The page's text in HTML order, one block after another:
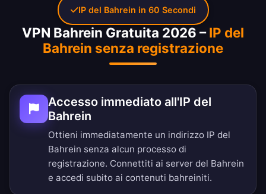
VPN Bahrein Gratuita 2026 –IP del
Bahrein senza registrazione
Accesso immediato all'IP del
Bahrein
Ottieni immediatamente un indirizzo IP del
Bahrein senza alcun processo di
registrazione. Connettiti ai server del Bahrein
e accedi subito ai contenuti bahreiniti.
IP del Bahrein in 60 Secondi